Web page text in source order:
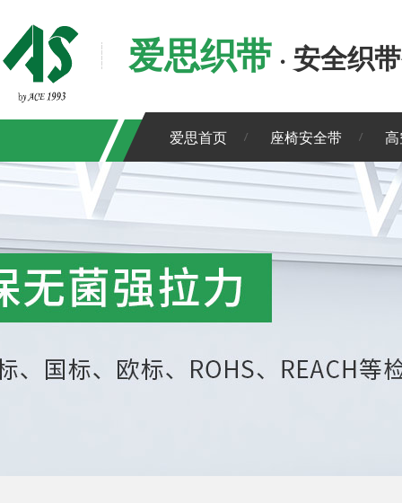
爱思织带 · 安全织
爱思首页 座椅安全带